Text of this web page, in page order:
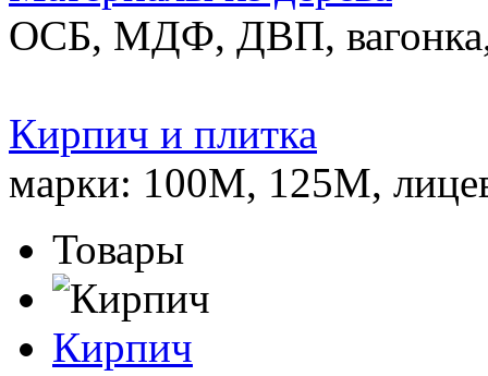
ОСБ, МДФ, ДВП,
Кирпич и плитка
марки: 100М, 125М,
Товары
Кирпич